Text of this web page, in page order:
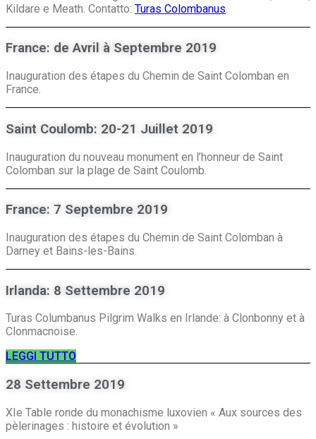
Kildare e Meath. Contatto: Turas Colombanus
France: de Avril à Septembre 2019
Inauguration des étapes du Chemin de Saint Colomban en
France.
Saint Coulomb: 20-21 Juillet 2019
Inauguration du nouveau monument en l’honneur de Saint
Colomban sur la plage de Saint Coulomb.
France: 7 Septembre 2019
Inauguration des étapes du Chemin de Saint Colomban à
Darney et Bains-les-Bains.
Irlanda: 8 Settembre 2019
Turas Columbanus Pilgrim Walks en Irlande: à Clonbonny et à
Clonmacnoise.
LEGGI TUTTO
28 Settembre 2019
XIe Table ronde du monachisme luxovien « Aux sources des
pèlerinages : histoire et évolution »